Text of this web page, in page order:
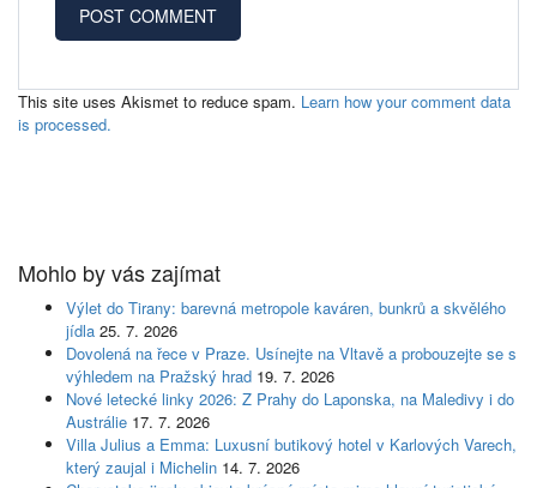
This site uses Akismet to reduce spam. Learn how your comment data
is processed.
Mohlo by vás zajímat
Výlet do Tirany: barevná metropole kaváren, bunkrů a skvělého
jídla 25. 7. 2026
Dovolená na řece v Praze. Usínejte na Vltavě a probouzejte se s
výhledem na Pražský hrad 19. 7. 2026
Nové letecké linky 2026: Z Prahy do Laponska, na Maledivy i do
Austrálie 17. 7. 2026
Villa Julius a Emma: Luxusní butikový hotel v Karlových Varech,
který zaujal i Michelin 14. 7. 2026